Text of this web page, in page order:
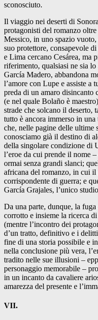
sconosciuto.
Il viaggio nei deserti di
protagonisti del romanzo
Messico, in uno spazio
suo protettore, consapevole
e Lima cercano Cesárea, ma
riferimento, qualsiasi ne sia
García Madero, abbandona
l’amore con Lupe e assiste a
preda di un amaro disincanto
(e nel quale Bolaño è
strade che solcano il deserto,
tutto è ancora immerso in
che, nelle pagine delle ultime
conosciamo già il destino di
della singolare condizione di
l’eroe da cui prende il nome
ormai senza grandi slanci;
africana del romanzo, in cui il
corrispondente di guerra; e
García Grajales, l’unico
Da una parte, dunque, la
corrotto e insieme la ricerca
(mentre l’incontro dei
d’un tratto, definitivo e i
fine di una storia possibile e
nella conclusione più vera,
tradito nelle sue illusioni –
personaggio memorabile –
in un incanto da cavaliere
amarezza del presente e
VII.